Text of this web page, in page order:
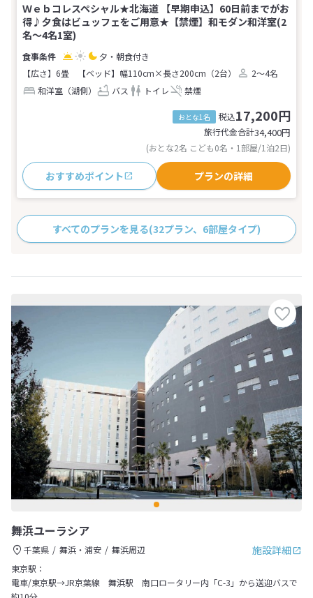
Ｗｅｂコレスペシャル★北海道 【早期申込】60日前までがお
得♪夕食はビュッフェをご用意★【禁煙】和モダン和洋室(2
名～4名1室)
夕・朝食付き
【広さ】6畳
【ベッド】幅110cm×長さ200cm（2台）
2～4名
和洋室（湖側）
バス トイレ 禁煙
おとな1名 税込17,200円
旅行代金合計34,400円
(おとな2名 こども0名・1部屋/1泊2日)
おすすめポイント プランの詳細
すべてのプランを見る(32プラン、6部屋タイプ)
舞浜ユーラシア
施設詳細
千葉県 舞浜・浦安
舞浜周辺
東京駅：
電車/東京駅→JR京葉線 舞浜駅 南口ロータリー内「C-3」から送迎バスで